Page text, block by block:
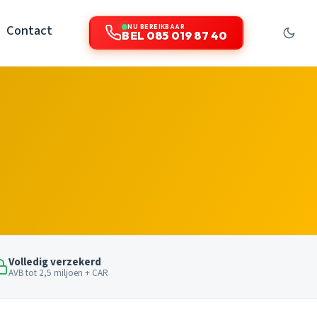
Contact NU BEREIKBAAR
BEL 085 019 87 40
Volledig verzekerd
AVB tot 2,5 miljoen + CAR